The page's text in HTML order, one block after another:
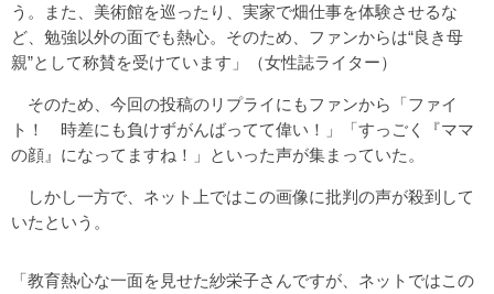
う。また、美術館を巡ったり、実家で畑仕事を体験させるな
ど、勉強以外の面でも熱心。そのため、ファンからは“良き母
親”として称賛を受けています」（女性誌ライター）
そのため、今回の投稿のリプライにもファンから「ファイ
ト！ 時差にも負けずがんばってて偉い！」「️すっごく『ママ
の顔』になってますね！」といった声が集まっていた。
しかし一方で、ネット上ではこの画像に批判の声が殺到して
いたという。
「教育熱心な一面を見せた紗栄子さんですが、ネットではこの